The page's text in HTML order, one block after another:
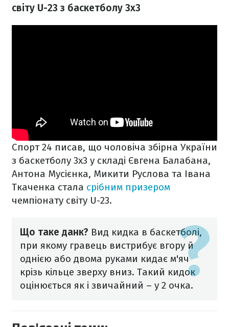
світу U-23 з баскетболу 3х3
Спорт 24 писав, що чоловіча збірна України
з баскетболу 3х3 у складі Євгена Балабана,
Антона Мусієнка, Микити Руслова та Івана
Ткаченка стала срібним призером
чемпіонату світу U-23.
Що таке данк? Вид кидка в баскетболі,
при якому гравець вистрибує вгору й
однією або двома руками кидає м'яч
крізь кільце зверху вниз. Такий кидок
оцінюється як і звичайний – у 2 очка.